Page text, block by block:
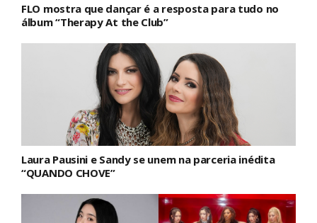
FLO mostra que dançar é a resposta para tudo no
álbum “Therapy At the Club”
Laura Pausini e Sandy se unem na parceria inédita
“QUANDO CHOVE”